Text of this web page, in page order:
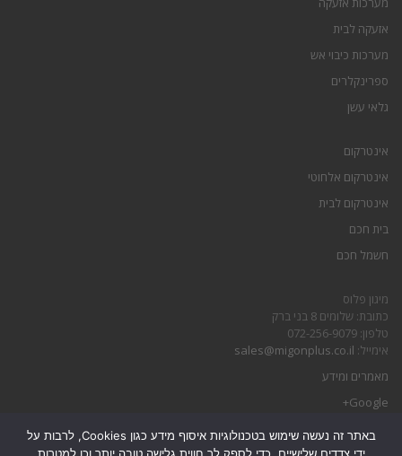
אזעקה לבית
מערכות כיבוי אש
ספרינקלרים
גלאי עשן
אינטרקום
אינטרקום אלחוטי
אינטרקום לבית
בית חכם
חשמל חכם
מיגון פלוס
כתובת: שלומים 8 בני ברק
טלפון: 072-256-9079
אימייל: sales@migonplus.co.il
מאמרים ומידע
Google+
באתר זה נעשה שימוש בטכנולוגיות איסוף מידע כגון Cookies, לרבות על